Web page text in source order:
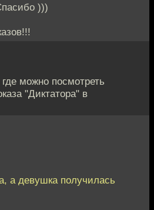
)))
можно посмотреть
"Диктатора" в
а девушка получилась